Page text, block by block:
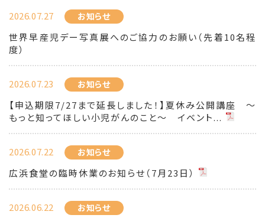
2026.07.27 お知らせ
世界早産児デー写真展へのご協力のお願い（先着10名程
度）
2026.07.23 お知らせ
【申込期限7/27まで延長しました！】夏休み公開講座 ～
もっと知ってほしい小児がんのこと～ イベント...
2026.07.22 お知らせ
広浜食堂の臨時休業のお知らせ（7月23日）
2026.06.22 お知らせ